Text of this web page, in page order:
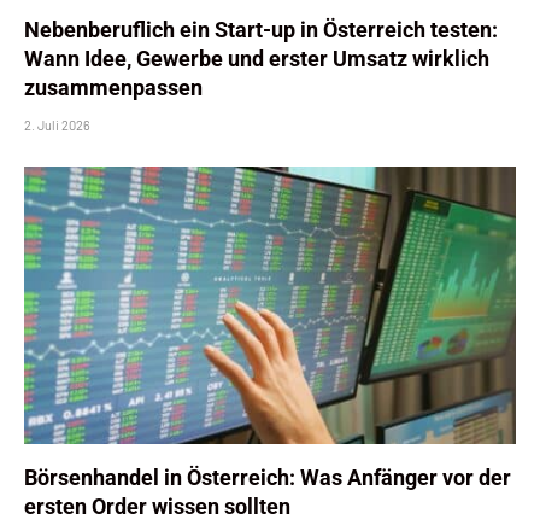
Nebenberuflich ein Start-up in Österreich testen:
Wann Idee, Gewerbe und erster Umsatz wirklich
zusammenpassen
2. Juli 2026
Börsenhandel in Österreich: Was Anfänger vor der
ersten Order wissen sollten